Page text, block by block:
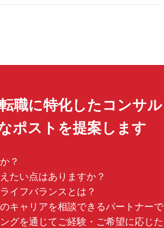
職に特化したコンサル
ポストを提案します
？
たい点はありますか？
イフバランスとは？
キャリアを相談できるパートナーで
グを通じてご経験・ご希望に応じた